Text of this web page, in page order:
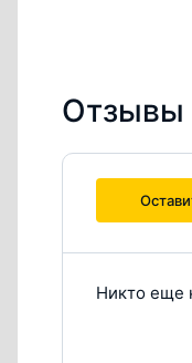
Отзывы
Никто еще